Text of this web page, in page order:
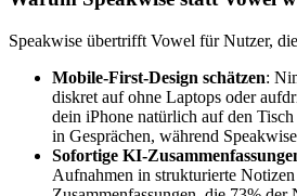
Speakwise übertrifft Vowel für Nutzer,
Mobile-First-Design schätzen:
diskret auf ohne Laptops oder
dein iPhone natürlich auf den
in Gesprächen, während
Sofortige KI-
Aufnahmen in strukturierte